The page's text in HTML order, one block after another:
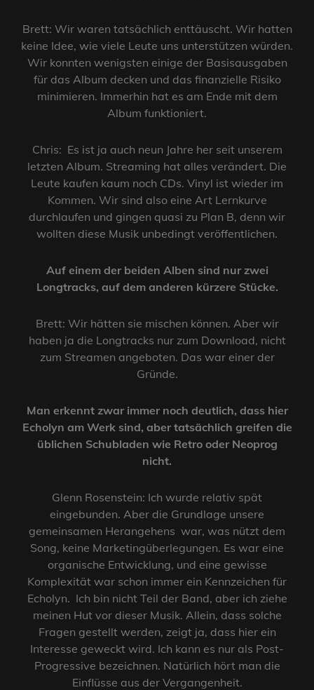
Brett: Wir waren tatsächlich enttäuscht. Wir hatten
keine Idee, wie viele Leute uns unterstützen würden.
Wir konnten wenigsten einige der Basisausgaben
für das Album decken und das finanzielle Risiko
minimieren. Immerhin hat es am Ende mit dem
Album funktioniert.
Chris: Es ist ja auch neun Jahre her seit unserem
letzten Album. Streaming hat alles verändert. Die
Leute kaufen kaum noch CDs. Vinyl ist wieder im
Kommen. Wir sind also eine Art Lernkurve
durchlaufen und gingen quasi zu Plan B, denn wir
wollten diese Musik unbedingt veröffentlichen.
Auf einem der beiden Alben sind nur zwei
Longtracks, auf dem anderen kürzere Stücke.
Brett: Wir hätten sie mischen können. Aber wir
haben ja die Longtracks nur zum Download, nicht
zum Streamen angeboten. Das war einer der
Gründe.
Man erkennt zwar immer noch deutlich, dass hier
Echolyn am Werk sind, aber tatsächlich greifen die
üblichen Schubladen wie Retro oder Neoprog
nicht.
Glenn Rosenstein: Ich wurde relativ spät
eingebunden. Aber die Grundlage unsere
gemeinsamen Herangehens war, was nützt dem
Song, keine Marketingüberlegungen. Es war eine
organische Entwicklung, und eine gewisse
Komplexität war schon immer ein Kennzeichen für
Echolyn. Ich bin nicht Teil der Band, aber ich ziehe
meinen Hut vor dieser Musik. Allein, dass solche
Fragen gestellt werden, zeigt ja, dass hier ein
Interesse geweckt wird. Ich kann es nur als Post-
Progressive bezeichnen. Natürlich hört man die
Einflüsse aus der Vergangenheit.